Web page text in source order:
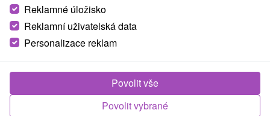
Dovolená plná zdraví: Neomezený wellness a
dárek v podobě léčebných procedur
Hotel Alexandra★
Užijte si ubytování s bufetovou polopenzí, 25 m
bazénem a wellness. V ceně pobytu získáte
procedury dle délky pobytu a skvělou slevu 30% na
Reklamné úložisko
Reklamní uživatelská data
Personalizace reklam
Povolit vybrané
Povolit vše